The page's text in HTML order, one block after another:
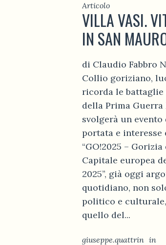
Articolo
VILLA VASI.
IN SAN
di Claudio Fabbro
Collio goriziano,
ricorda le battaglie
della Prima
svolgerà un
portata e interesse
“GO!2025 –
Capitale europea
2025”, già oggi
quotidiano, non
politico e
quello del...
giuseppe.quattrin in